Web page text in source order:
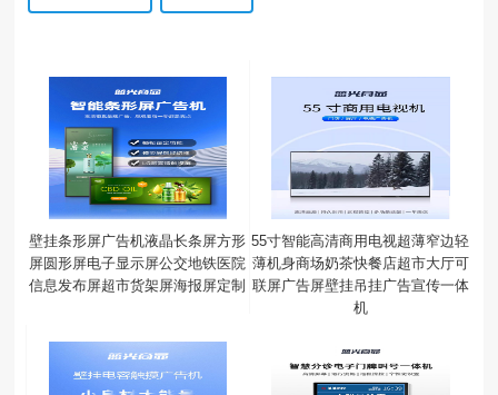
壁挂条形屏广告机液晶长条屏方形
屏圆形屏电子显示屏公交地铁医院
信息发布屏超市货架屏海报屏定制
55寸智能高清商用电视超薄窄边轻
薄机身商场奶茶快餐店超市大厅可
联屏广告屏壁挂吊挂广告宣传一体
机